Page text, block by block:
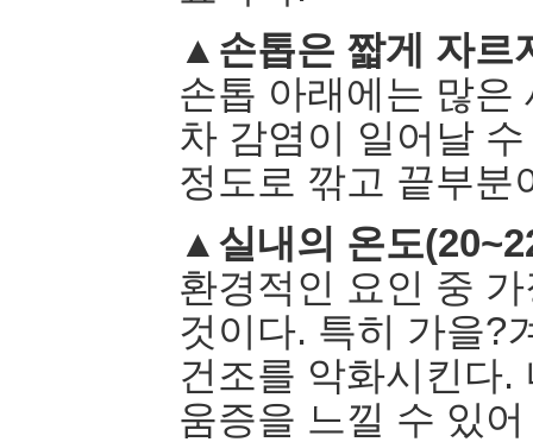
▲손톱은 짧게 자르
손톱 아래에는 많은
차 감염이 일어날
정도로 깎고 끝부분
▲실내의 온도
환경적인 요인 중
것이다. 특히 가을?
건조를 악화시킨다.
움증을 느낄 수 있